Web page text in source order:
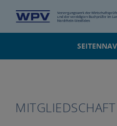
WPV kompakt
MITGLIEDSCHAFT